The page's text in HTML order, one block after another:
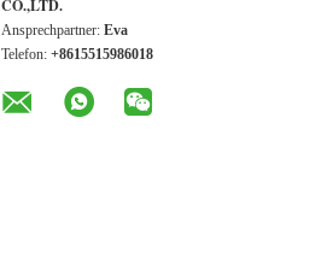
CO.,LTD.
Ansprechpartner: Eva
Telefon: +8615515986018